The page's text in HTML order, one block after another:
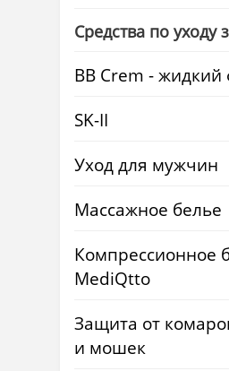
Средства по уходу
BB Crem -
SK-II
Уход для мужчин
Массажное белье
Компрессионное
MediQtto
Защита от
и мошек